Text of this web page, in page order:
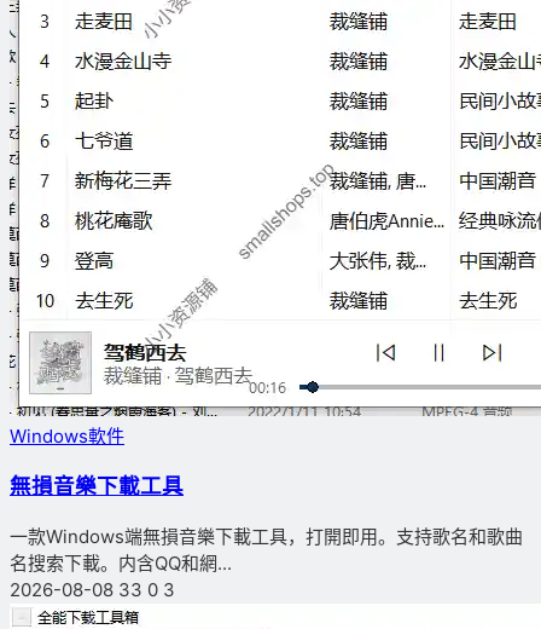
Windows軟件
無損音樂下載工具
一款Windows端無損音樂下載工具，打開即用。支持歌名和歌曲
名搜索下載。内含QQ和網...
2026-08-08 33 0 3